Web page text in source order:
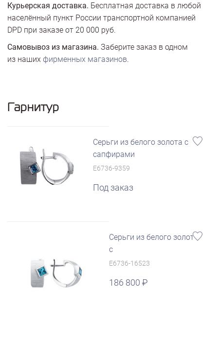
Курьерская доставка. Бесплатная доставка в любой
населённый пункт России транспортной компанией
DPD при заказе от 20 000 руб.
Самовывоз из магазина. Заберите заказ в одном
из наших фирменных магазинов.
Гарнитур
Серьги из белого золота с
сапфирами
E6736-9359
Под заказ
Серьги из белого золота
с
E6736-16523
186 800